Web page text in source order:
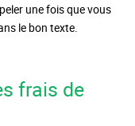
une fois que vous
le bon texte.